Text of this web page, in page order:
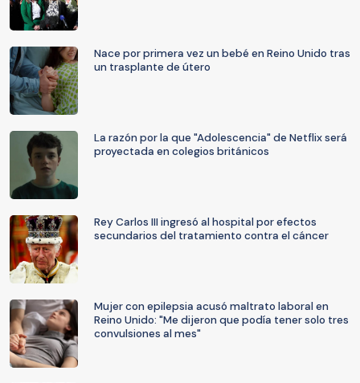
Nace por primera vez un bebé en Reino Unido tras
un trasplante de útero
La razón por la que "Adolescencia" de Netflix será
proyectada en colegios británicos
Rey Carlos III ingresó al hospital por efectos
secundarios del tratamiento contra el cáncer
Mujer con epilepsia acusó maltrato laboral en
Reino Unido: "Me dijeron que podía tener solo tres
convulsiones al mes"